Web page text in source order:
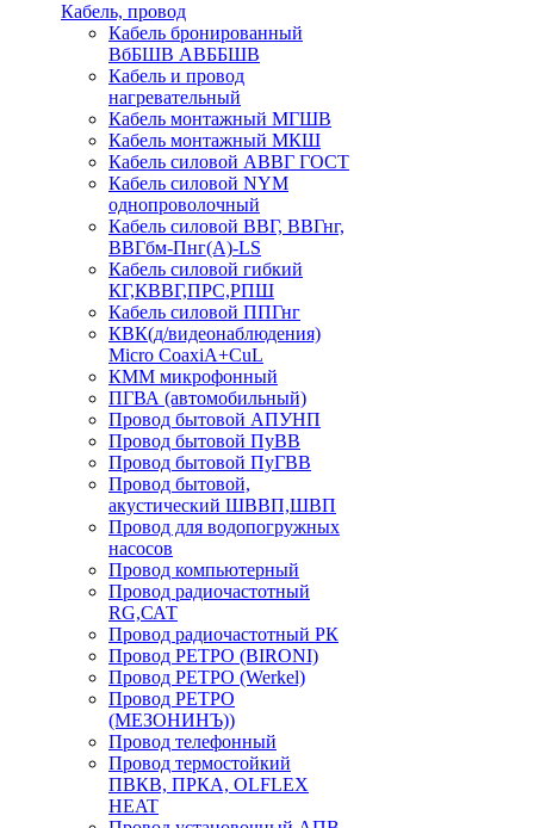
Кабель, провод
Кабель бронированный
ВбБШВ АВББШВ
Кабель и провод
нагревательный
Кабель монтажный МГШВ
Кабель монтажный МКШ
Кабель силовой АВВГ ГОСТ
Кабель силовой NYM
однопроволочный
Кабель силовой ВВГ, ВВГнг,
ВВГбм-Пнг(А)-LS
Кабель силовой гибкий
КГ,КВВГ,ПРС,РПШ
Кабель силовой ППГнг
КВК(д/видеонаблюдения)
Micro CoaxiA+CuL
КММ микрофонный
ПГВА (автомобильный)
Провод бытовой АПУНП
Провод бытовой ПуВВ
Провод бытовой ПуГВВ
Провод бытовой,
акустический ШВВП,ШВП
Провод для водопогружных
насосов
Провод компьютерный
Провод радиочастотный
RG,САТ
Провод радиочастотный РК
Провод РЕТРО (BIRONI)
Провод РЕТРО (Werkel)
Провод РЕТРО
(МЕЗОНИНЪ))
Провод телефонный
Провод термостойкий
ПВКВ, ПРКА, OLFLEX
HEAT